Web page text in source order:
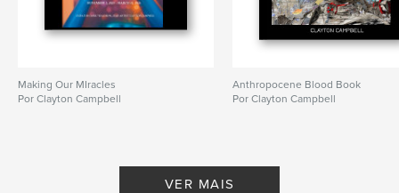
Making Our MIracles
Por Clayton Campbell
Anthropocene Blood Book
Por Clayton Campbell
VER MAIS